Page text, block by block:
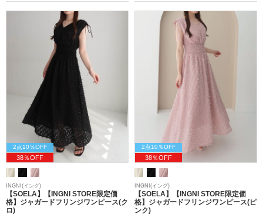
2点10％OFF
38％OFF
INGNI(イング)
【SOELA】【INGNI STORE限定価
格】ジャガードフリンジワンピース(ク
ロ)
2点10％OFF
38％OFF
INGNI(イング)
【SOELA】【INGNI STORE限定価
格】ジャガードフリンジワンピース(ピ
ンク)